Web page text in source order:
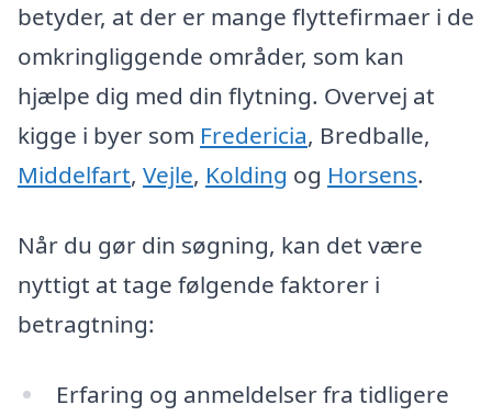
betyder, at der er mange flyttefirmaer i de
omkringliggende områder, som kan
hjælpe dig med din flytning. Overvej at
kigge i byer som Fredericia, Bredballe,
Middelfart, Vejle, Kolding og Horsens.
Når du gør din søgning, kan det være
nyttigt at tage følgende faktorer i
betragtning:
Erfaring og anmeldelser fra tidligere